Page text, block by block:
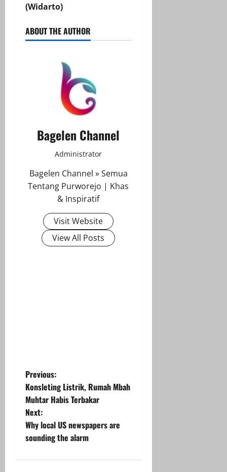
(Widarto)
ABOUT THE AUTHOR
Bagelen Channel
Administrator
Bagelen Channel » Semua
Tentang Purworejo | Khas
& Inspiratif
Visit Website
View All Posts
P
o
s
t
Previous:
Konsleting Listrik, Rumah Mbah
Muhtar Habis Terbakar
Next:
Why local US newspapers are
sounding the alarm